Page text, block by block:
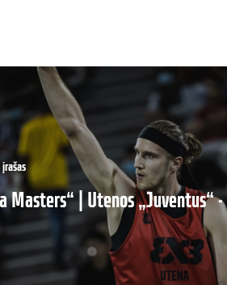
Masters“ | Utenos „Juventus“